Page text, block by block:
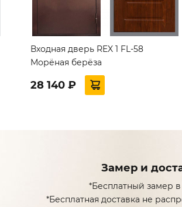
Входная дверь REX 1 FL-58
Морёная берёза
28 140 ₽
Замер и
*Бесплатный замер
*Бесплатная доставка не